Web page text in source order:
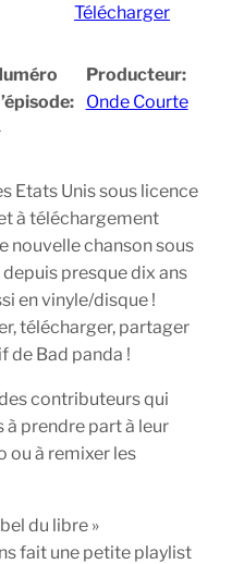
Télécharger
Producteur:
Onde Courte
Etats Unis sous licence
à téléchargement
nouvelle chanson sous
presque dix ans
en vinyle/disque !
télécharger, partager
de Bad panda !
contributeurs qui
prendre part à leur
ou à remixer les
du libre »
fait une petite playlist